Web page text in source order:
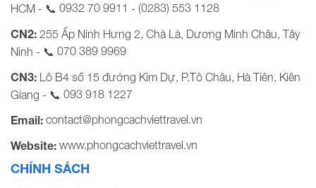
HCM - 📞 0932 70 9911 - (0283) 553 1128
CN2: 255 Ấp Ninh Hưng 2, Chà Là, Dương Minh Châu, Tây
Ninh - 📞 070 389 9969
CN3: Lô B4 số 15 đường Kim Dự, P.Tô Châu, Hà Tiên, Kiên
Giang - 📞 093 918 1227
Email: contact@phongcachviettravel.vn
Website: www.phongcachviettravel.vn
CHÍNH SÁCH